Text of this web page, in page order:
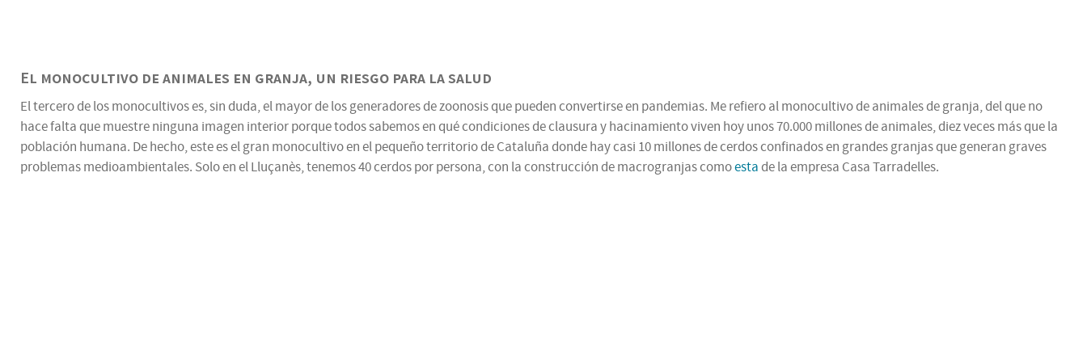
El monocultivo de animales en granja, un riesgo para la salud
El tercero de los monocultivos es, sin duda, el mayor de los generadores de zoonosis que pueden convertirse en pandemias. Me refiero al monocultivo de animales de granja, del que no
hace falta que muestre ninguna imagen interior porque todos sabemos en qué condiciones de clausura y hacinamiento viven hoy unos 70.000 millones de animales, diez veces más que la
población humana. De hecho, este es el gran monocultivo en el pequeño territorio de Cataluña donde hay casi 10 millones de cerdos confinados en grandes granjas que generan graves
problemas medioambientales. Solo en el Lluçanès, tenemos 40 cerdos por persona, con la construcción de macrogranjas comoestade la empresa Casa Tarradelles.